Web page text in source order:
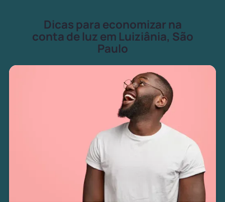
Dicas para economizar na
conta de luz em Luiziânia, São
Paulo